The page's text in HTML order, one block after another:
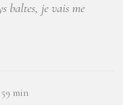
baltes, je vais me
59 min